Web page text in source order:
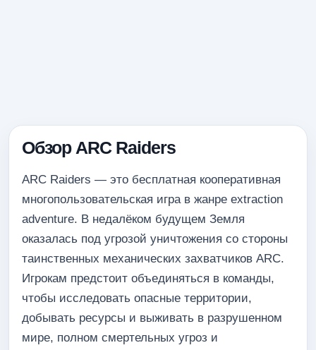
Обзор ARC Raiders
ARC Raiders — это бесплатная кооперативная
многопользовательская игра в жанре extraction
adventure. В недалёком будущем Земля
оказалась под угрозой уничтожения со стороны
таинственных механических захватчиков ARC.
Игрокам предстоит объединяться в команды,
чтобы исследовать опасные территории,
добывать ресурсы и выживать в разрушенном
мире, полном смертельных угроз и